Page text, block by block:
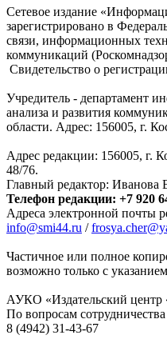
Сетевое издание
зарегистрировано в
связи, информационных
коммуникаций
Свидетельство о
Учредитель - департамент
анализа и развития
области. Адрес: 156005, г.
Адрес редакции: 156005, г.
48/76.
Главный редактор: Иванова
Телефон редакции: +7 920
Адреса электронной почты
info@smi44.ru /
Частичное или полное
возможно только с
АУКО «Издательский центр
По вопросам
8 (4942) 31-43-67